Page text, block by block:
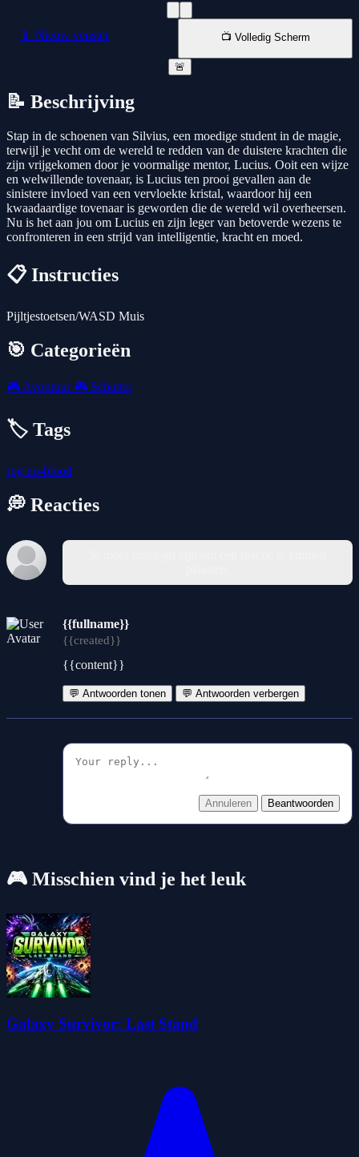
📱 Nieuw venster 📺 Volledig Scherm
🚨
📝 Beschrijving
Stap in de schoenen van Silvius, een moedige student in de magie,
terwijl je vecht om de wereld te redden van de duistere krachten die
zijn vrijgekomen door je voormalige mentor, Lucius. Ooit een wijze
en welwillende tovenaar, is Lucius ten prooi gevallen aan de
sinistere invloed van een vervloekte kristal, waardoor hij een
kwaadaardige tovenaar is geworden die de wereld wil overheersen.
Nu is het aan jou om Lucius en zijn leger van betoverde wezens te
confronteren in een strijd van intelligentie, kracht en moed.
📋 Instructies
Pijltjestoetsen/WASD Muis
🎯 Categorieën
🎮 Avontuur 🎮 Schutter
🏷️ Tags
rpg no-blood
💭 Reacties
{{fullname}}
{{created}}
{{content}}
💬 Antwoorden tonen 💬 Antwoorden verbergen
Annuleren Beantwoorden
🎮 Misschien vind je het leuk
Galaxy Survivor: Last Stand